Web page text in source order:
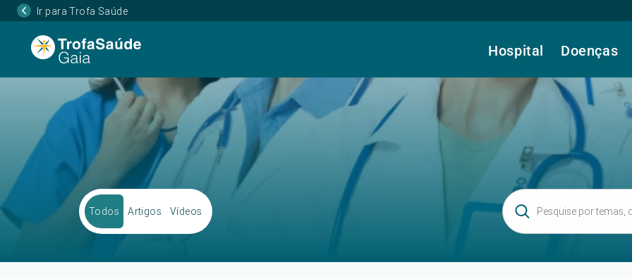
Ir para Trofa Saúde
Hospital Doenças
Todos Artigos Vídeos